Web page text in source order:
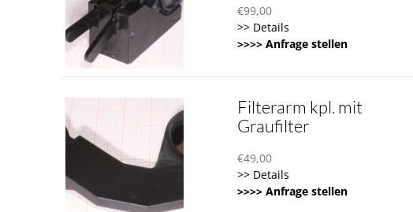
€99,00
>> Details
>>>> Anfrage stellen
Filterarm kpl. mit
Graufilter
€49,00
>> Details
>>>> Anfrage stellen